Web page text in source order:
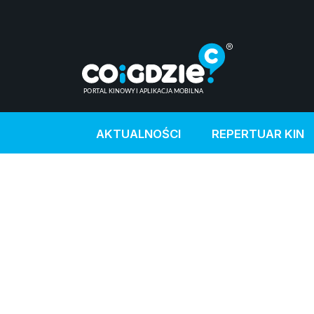
AKTUALNOŚCI REPERTUAR KIN